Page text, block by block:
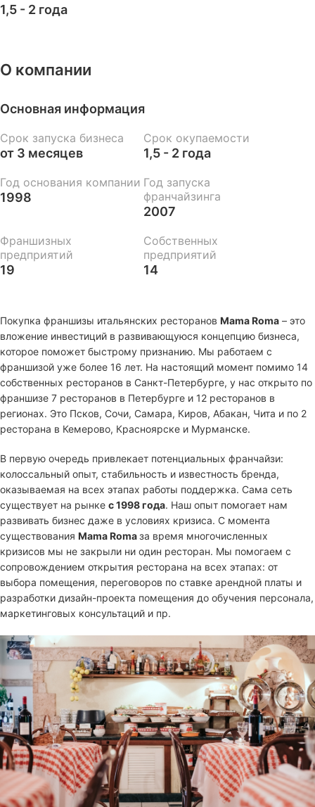
1,5 - 2 года
О компании
Основная информация
Срок запуска бизнеса
от 3 месяцев
Срок окупаемости
1,5 - 2 года
Год основания компании
1998
Год запуска
франчайзинга
2007
Франшизных
предприятий
19
Собственных
предприятий
14
Покупка франшизы итальянских ресторанов Mama Roma – это
вложение инвестиций в развивающуюся концепцию бизнеса,
которое поможет быстрому признанию. Мы работаем с
франшизой уже более 16 лет. На настоящий момент помимо 14
собственных ресторанов в Санкт-Петербурге, у нас открыто по
франшизе 7 ресторанов в Петербурге и 12 ресторанов в
регионах. Это Псков, Сочи, Самара, Киров, Абакан, Чита и по 2
ресторана в Кемерово, Красноярске и Мурманске.
В первую очередь привлекает потенциальных франчайзи:
колоссальный опыт, стабильность и известность бренда,
оказываемая на всех этапах работы поддержка. Сама сеть
существует на рынке с 1998 года. Наш опыт помогает нам
развивать бизнес даже в условиях кризиса. С момента
существования Mama Romaза время многочисленных
кризисов мы не закрыли ни один ресторан. Мы помогаем с
сопровождением открытия ресторана на всех этапах: от
выбора помещения, переговоров по ставке арендной платы и
разработки дизайн-проекта помещения до обучения персонала,
маркетинговых консультаций и пр.